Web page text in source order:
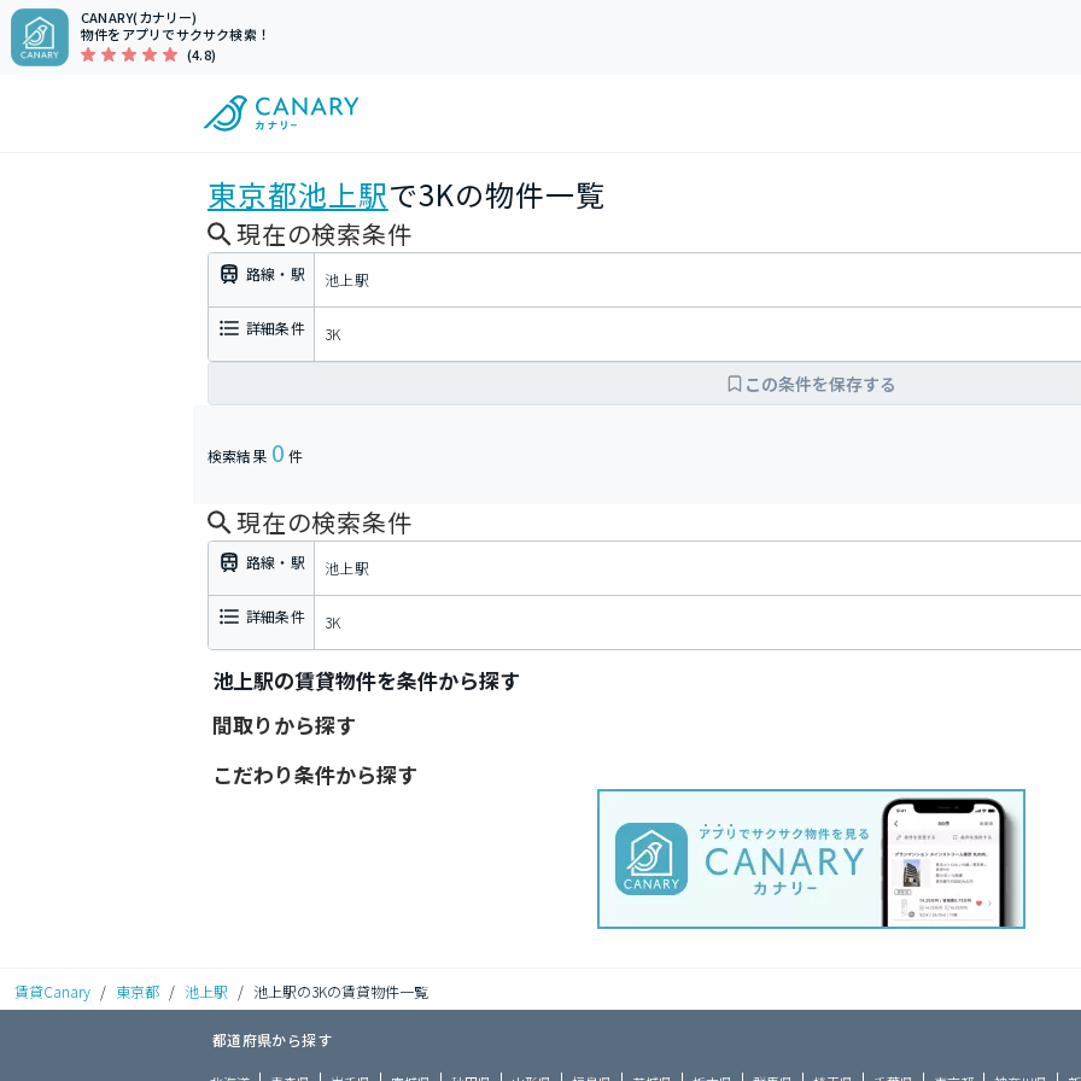
CANARY(カナリー)
物件をアプリでサクサク検索！
(4.8)
東京都池上駅で3Kの物件一覧
現在の検索条件
路線・駅 池上駅
詳細条件 3K
この条件を保存する
検索結果 0 件
現在の検索条件
路線・駅 池上駅
詳細条件 3K
池上駅の賃貸物件を条件から探す
間取りから探す
こだわり条件から探す
賃貸Canary / 東京都 / 池上駅 / 池上駅の3Kの賃貸物件一覧
都道府県から探す